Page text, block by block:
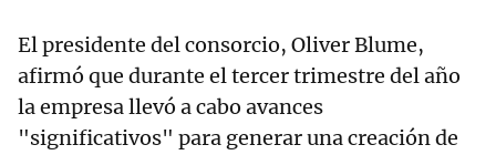
El presidente del consorcio, Oliver Blume,
afirmó que durante el tercer trimestre del año
la empresa llevó a cabo avances
"significativos" para generar una creación de